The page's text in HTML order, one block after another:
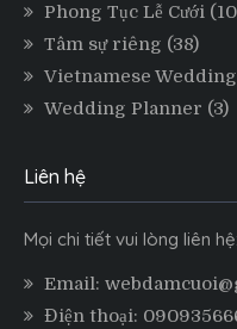
Phong Tục Lễ Cưới
Tâm sự riêng (38)
Vietnamese
Wedding Planner (3)
Liên hệ
Mọi chi tiết vui lòng liên hệ:
Email:
Điện thoại: